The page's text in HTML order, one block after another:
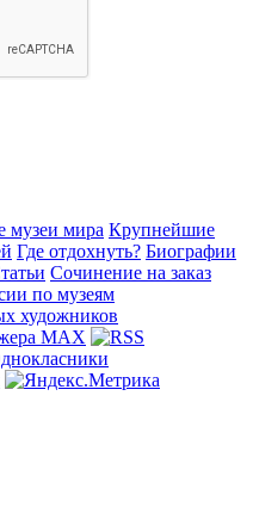
музеи мира Крупнейшие
Где отдохнуть? Биографии
Сочинение на заказ
по музеям
художников